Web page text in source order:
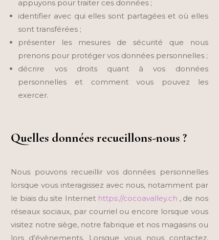
appuyons pour traiter ces données ;
identifier avec qui elles sont partagées et où elles
sont transférées ;
présenter les mesures de sécurité que nous
prenons pour protéger vos données personnelles ;
décrire vos droits quant à vos données
personnelles et comment vous pouvez les
exercer.
Quelles données recueillons-nous ?
Nous pouvons recueillir vos données personnelles
lorsque vous interagissez avec nous, notamment par
le biais du site Internet https://cocoavalley.ch , de nos
réseaux sociaux, par courriel ou encore lorsque vous
visitez notre siège, notre fabrique et nos magasins ou
lors d’évènements. Lorsque vous nous contactez,